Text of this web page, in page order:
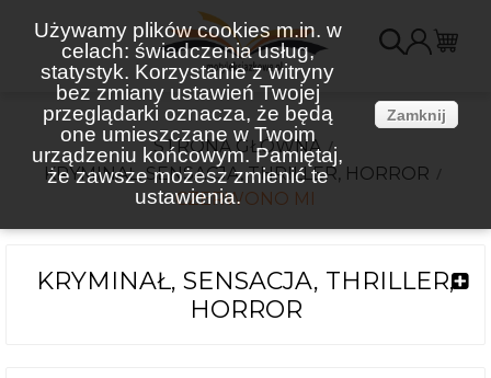
Używamy plików cookies m.in. w
celach: świadczenia usług,
statystyk. Korzystanie z witryny
bez zmiany ustawień Twojej
przeglądarki oznacza, że będą
one umieszczane w Twoim
urządzeniu końcowym. Pamiętaj,
że zawsze możesz zmienić te
ustawienia.
Zamknij
STRONA GŁÓWNA
KRYMINAŁ, SENSACJA, THRILLER, HORROR
CZERWONO MI
KRYMINAŁ, SENSACJA, THRILLER,
HORROR